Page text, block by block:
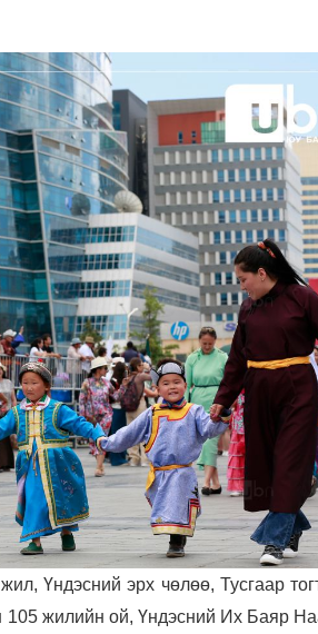
Үндэсний эрх чөлөө, Тусгаар
105 жилийн ой, Үндэсний Их Баяр